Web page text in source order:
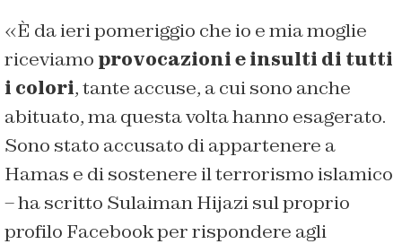
«È da ieri pomeriggio che io e mia moglie
riceviamo provocazioni e insulti di tutti
i colori, tante accuse, a cui sono anche
abituato, ma questa volta hanno esagerato.
Sono stato accusato di appartenere a
Hamas e di sostenere il terrorismo islamico
– ha scritto Sulaiman Hijazi sul proprio
profilo Facebook per rispondere agli